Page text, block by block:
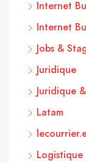
Internet
Internet
Jobs &
Juridique
Juridique
Latam
Logistique